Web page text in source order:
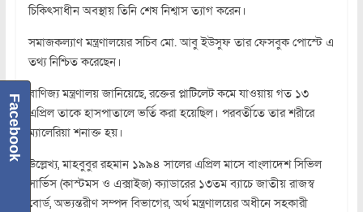
চিকিৎসাধীন অবস্থায় তিনি শেষ নিশ্বাস ত্যাগ করেন।
সমাজকল্যাণ মন্ত্রণালয়ের সচিব মো. আবু ইউসুফ তার ফেসবুক পোস্টে এ
তথ্য নিশ্চিত করেছেন।
বাণিজ্য মন্ত্রণালয় জানিয়েছে, রক্তের প্লাটিলেট কমে যাওয়ায় গত ১৩
এপ্রিল তাকে হাসপাতালে ভর্তি করা হয়েছিল। পরবর্তীতে তার শরীরে
ম্যালেরিয়া শনাক্ত হয়।
উল্লেখ্য, মাহবুবুর রহমান ১৯৯৪ সালের এপ্রিল মাসে বাংলাদেশ সিভিল
সার্ভিস (কাস্টমস ও এক্সাইজ) ক্যাডারের ১৩তম ব্যাচে জাতীয় রাজস্ব
বোর্ড, অভ্যন্তরীণ সম্পদ বিভাগের, অর্থ মন্ত্রণালয়ের অধীনে সহকারী
Facebook